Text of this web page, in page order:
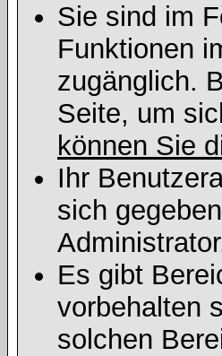
Sie sind im
Funktionen
zugänglich.
Seite, um
können Sie
Ihr
sich
Es gibt
vorbehalten
solchen